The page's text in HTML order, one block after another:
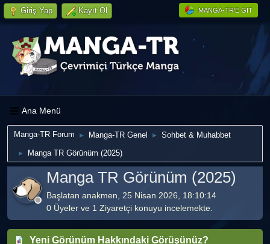
MANGA-TR'E GIT
Giriş Yap Kayıt Ol
Ana Menü
Manga-TR Forum ► Manga-TR Genel ► Sohbet & Muhabbet
► Manga TR Görünüm (2025)
Manga TR Görünüm (2025)
Başlatan anakmen, 25 Nisan 2026, 18:10:14
0 Üyeler ve 1 Ziyaretçi konuyu incelemekte.
Yeni Görünüm Hakkındaki Görüşünüz?